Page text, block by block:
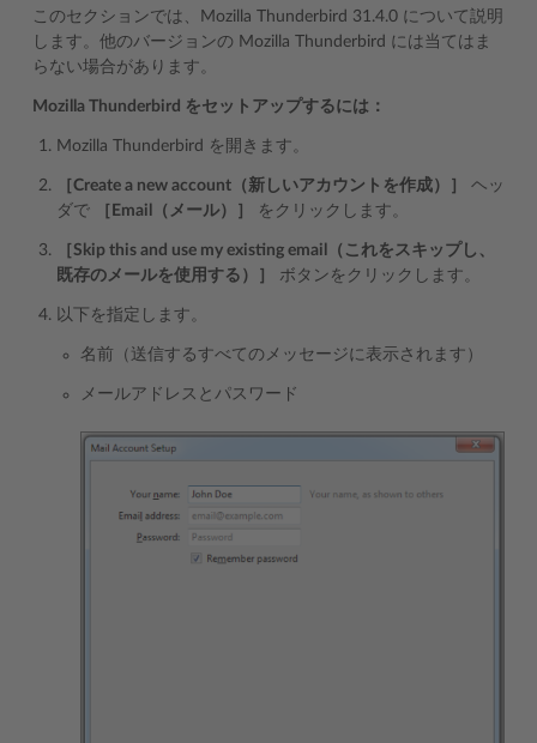
このセクションでは、Mozilla Thunderbird 31.4.0 について説明
します。他のバージョンの Mozilla Thunderbird には当てはま
らない場合があります。
Mozilla Thunderbird をセットアップするには：
Mozilla Thunderbird を開きます。
［Create a new account（新しいアカウントを作成）］
ヘッ
ダで
［Email（メール）］ をクリックします。
［Skip this and use my existing email（これをスキップし、
既存のメールを使用する）］
ボタンをクリックします。
以下を指定します。
名前（送信するすべてのメッセージに表示されます）
メールアドレスとパスワード